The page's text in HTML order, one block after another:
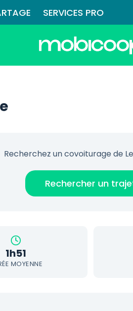
SERVICES PRO
Recherchez un covoiturage de
Rechercher un
1h51
MOYENNE